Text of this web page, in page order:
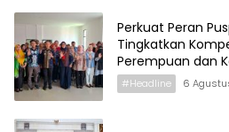
Perkuat Peran
Tingkatkan
Perempuan dan
#Headline 6